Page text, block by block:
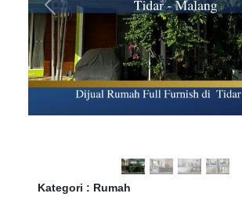
Sebelumnya
Kategori : Rumah